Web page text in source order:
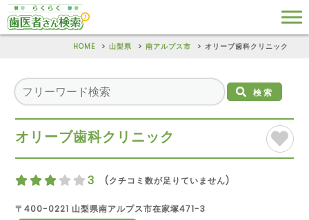
HOME 山梨県 南アルプス市 オリーブ歯科クリニック
検索
オリーブ歯科クリニック
3 (クチコミ数が足りていません)
〒400-0221 山梨県南アルプス市在家塚471-3